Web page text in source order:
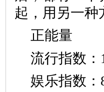
起，用另一种
正能量
流行指
娱乐指